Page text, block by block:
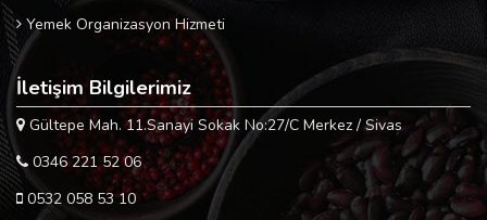
Yemek Organizasyon Hizmeti
İletişim Bilgilerimiz
Gültepe Mah. 11.Sanayi Sokak No:27/C Merkez / Sivas
0346 221 52 06
0532 058 53 10